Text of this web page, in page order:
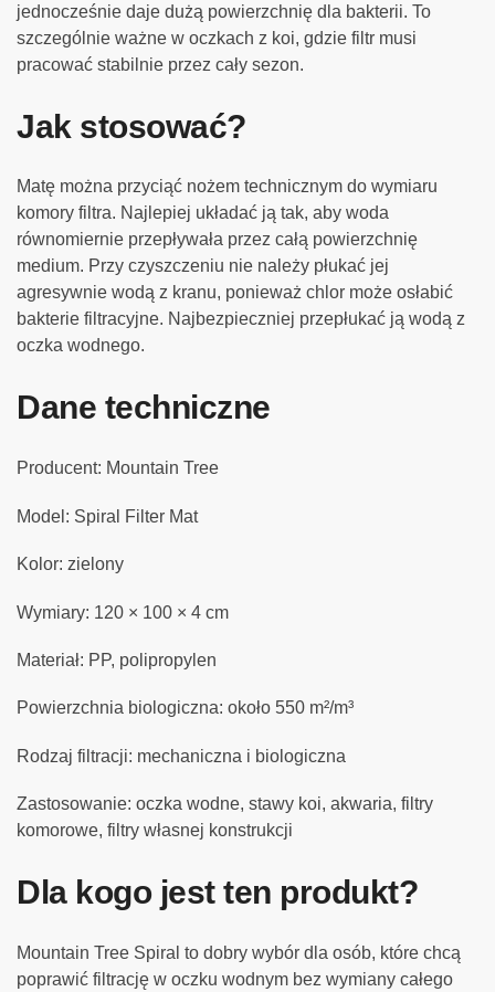
jednocześnie daje dużą powierzchnię dla bakterii. To
szczególnie ważne w oczkach z koi, gdzie filtr musi
pracować stabilnie przez cały sezon.
Jak stosować?
Matę można przyciąć nożem technicznym do wymiaru
komory filtra. Najlepiej układać ją tak, aby woda
równomiernie przepływała przez całą powierzchnię
medium. Przy czyszczeniu nie należy płukać jej
agresywnie wodą z kranu, ponieważ chlor może osłabić
bakterie filtracyjne. Najbezpieczniej przepłukać ją wodą z
oczka wodnego.
Dane techniczne
Producent: Mountain Tree
Model: Spiral Filter Mat
Kolor: zielony
Wymiary: 120 × 100 × 4 cm
Materiał: PP, polipropylen
Powierzchnia biologiczna: około 550 m²/m³
Rodzaj filtracji: mechaniczna i biologiczna
Zastosowanie: oczka wodne, stawy koi, akwaria, filtry
komorowe, filtry własnej konstrukcji
Dla kogo jest ten produkt?
Mountain Tree Spiral to dobry wybór dla osób, które chcą
poprawić filtrację w oczku wodnym bez wymiany całego